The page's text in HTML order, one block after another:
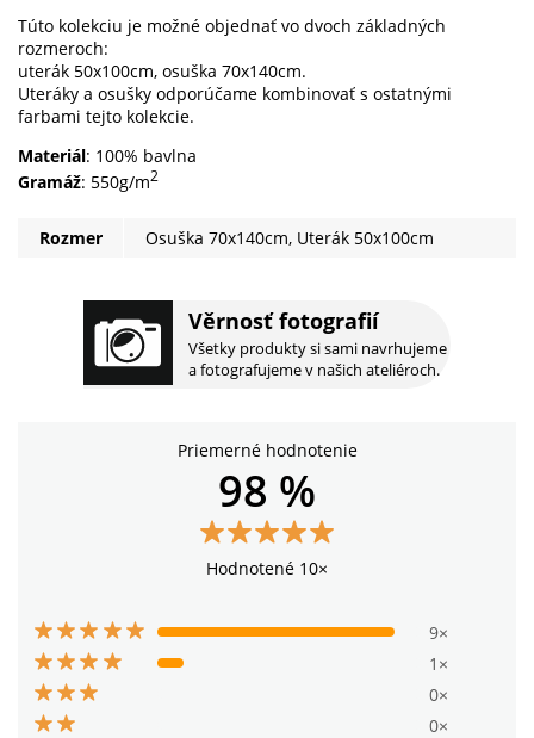
Věrnosť fotografií
Všetky produkty si sami navrhujeme
a fotografujeme v našich ateliéroch.
Túto kolekciu je možné objednať vo dvoch základných
rozmeroch:
uterák 50x100cm, osuška 70x140cm.
Uteráky a osušky odporúčame kombinovať s ostatnými
farbami tejto kolekcie.
Materiál: 100% bavlna
Gramáž: 550g/m2
Rozmer Osuška 70x140cm, Uterák 50x100cm
Priemerné hodnotenie
98 %
Hodnotené 10×
9×
1×
0×
0×